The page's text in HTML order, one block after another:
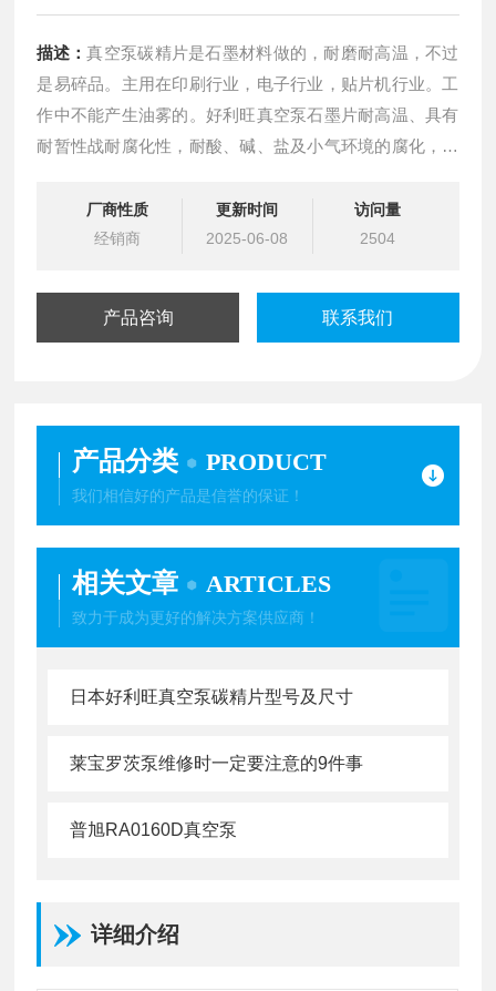
描述：真空泵碳精片是石墨材料做的，耐磨耐高温，不过
是易碎品。主用在印刷行业，电子行业，贴片机行业。工
作中不能产生油雾的。好利旺真空泵石墨片耐高温、具有
耐暂性战耐腐化性，耐酸、碱、盐及小气环境的腐化，无
转的真空泵，适用干式无油式真空泵。 泵在正常使用下
厂商性质
经销商
更新时间
2025-06-08
访问量
2504
产品咨询 联系我们
产品分类 PRODUCT
我们相信好的产品是信誉的保证！
相关文章 ARTICLES
致力于成为更好的解决方案供应商！
日本好利旺真空泵碳精片型号及尺寸
莱宝罗茨泵维修时一定要注意的9件事
普旭RA0160D真空泵
详细介绍